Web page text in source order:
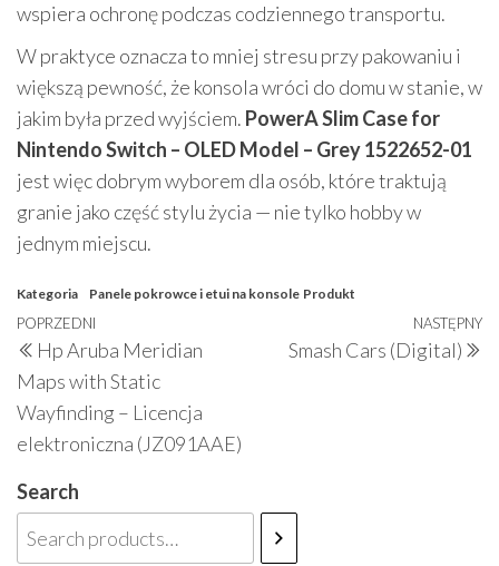
wspiera ochronę podczas codziennego transportu.
W praktyce oznacza to mniej stresu przy pakowaniu i
większą pewność, że konsola wróci do domu w stanie, w
jakim była przed wyjściem. PowerA Slim Case for
Nintendo Switch – OLED Model – Grey 1522652-01
jest więc dobrym wyborem dla osób, które traktują
granie jako część stylu życia — nie tylko hobby w
jednym miejscu.
Kategoria Panele pokrowce i etui na konsole Produkt
Nawigacja
wpisu
Poprzedni
wpis
POPRZEDNI
Hp Aruba Meridian
Maps with Static
Wayfinding – Licencja
elektroniczna (JZ091AAE)
NASTĘPNY
Smash Cars (Digital)
Search